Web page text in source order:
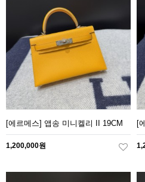
[에르메스] 앱송 미니켈리 II 19CM
1,200,000원
[